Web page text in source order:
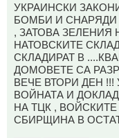
УКРАИНСКИ
БОМБИ И
, ЗАТОВА
НАТОВСКИТЕ
СКЛАДИРАТ В
ДОМОВЕТЕ СА
ВЕЧЕ ВТОРИ ДЕН
ВОЙНАТА И
НА ТЦК ,
СБИРЩИНА В